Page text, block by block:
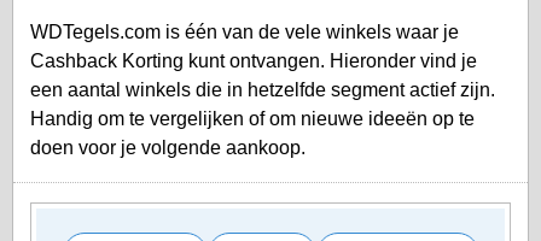
WDTegels.com is één van de vele winkels waar je
Cashback Korting kunt ontvangen. Hieronder vind je
een aantal winkels die in hetzelfde segment actief zijn.
Handig om te vergelijken of om nieuwe ideeën op te
doen voor je volgende aankoop.